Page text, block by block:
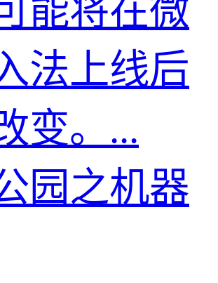
能将在微
法上线后
变。...
园之机器